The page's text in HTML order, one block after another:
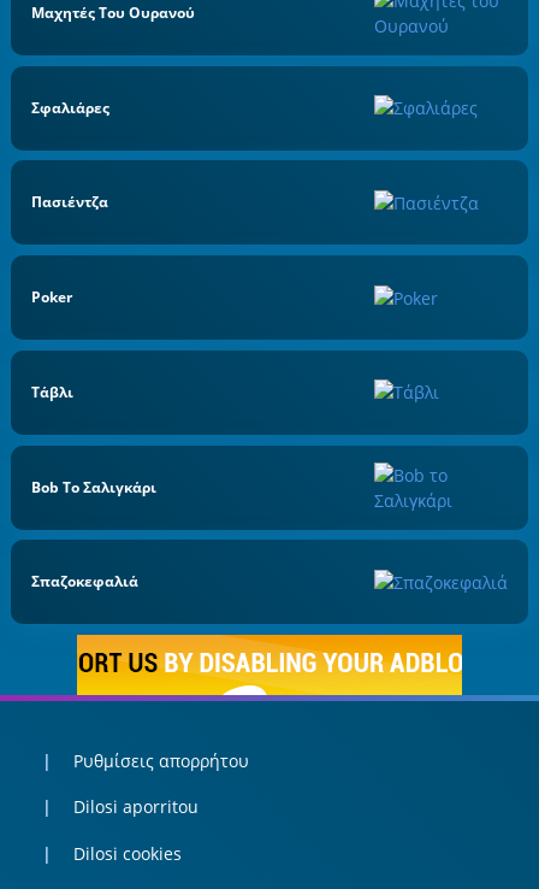
Μαχητές Του Ουρανού
Σφαλιάρες
Πασιέντζα
Poker
Τάβλι
Bob Το Σαλιγκάρι
Σπαζοκεφαλιά
Ρυθμίσεις απορρήτου
Dilosi aporritou
Dilosi cookies